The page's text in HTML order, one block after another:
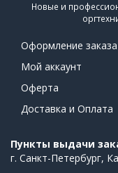
Новые и
Оформление заказа
Мой аккаунт
Оферта
Доставка и Оплата
Пункты выдачи
г. Санкт-Петербург,